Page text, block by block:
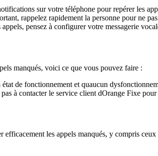
sur votre téléphone pour repérer les
rappelez rapidement la personne pour ne
pensez à configurer votre messagerie
manqués, voici ce que vous pouvez faire :
de fonctionnement et quaucun
à contacter le service client dOrange Fixe
les appels manqués, y compris